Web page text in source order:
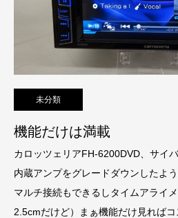
未分類
機能だけは満載
カロッツェリアFH-6200DVD、サイ
内蔵アンプをグレードダウンしたよ
マルチ接続もできるしタイムアライ
2.5cmだけど）まぁ機能だけ見れば